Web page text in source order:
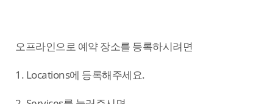
오프라인으로 예약 장소를 등록하시려면
1. Locations에 등록해주세요.